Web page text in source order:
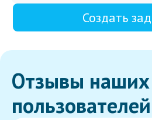
Создать
Отзывы наших
пользователей